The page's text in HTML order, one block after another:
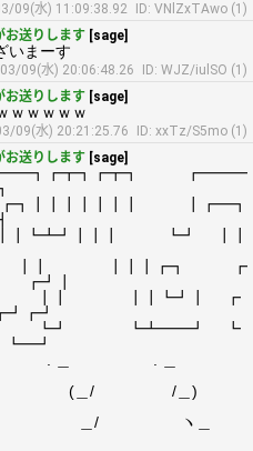
09(水) 11:09:38.92
ID: VNlZxTAwo (1)
お送りします [sage]
いまーす
09(水) 20:06:48.26
ID: WJZ/iulSO (1)
お送りします [sage]
ｗｗｗｗｗ
09(水) 20:21:25.76
ID: xxTz/S5mo (1)
お送りします [sage]
┏━━━
┃┏━┓
┗┛ ┃┃
┃┃┃┏┓ ┏
┃┃┗┛┃ ┏
┗┻━━┛ ┗
. ＿ . ＿
＿/ /＿)
＿/ ヽ＿